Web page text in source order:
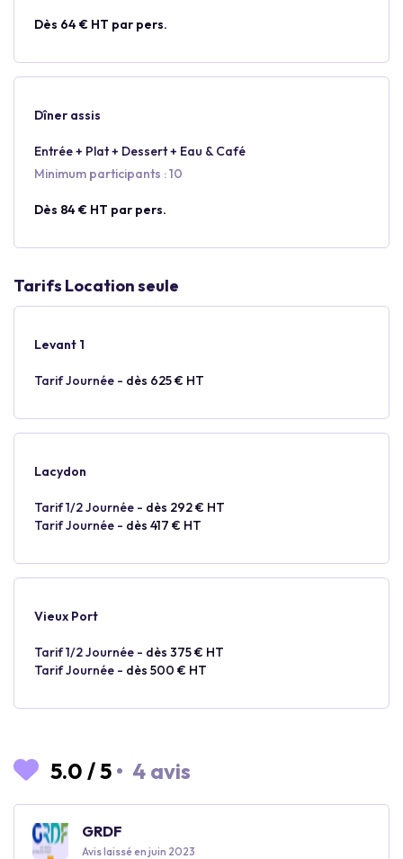
Dès 64 € HT par pers.
Dîner assis
Entrée + Plat + Dessert + Eau & Café
Minimum participants : 10
Dès 84 € HT par pers.
Tarifs Location seule
Levant 1
Tarif Journée - dès 625 € HT
Lacydon
Tarif 1/2 Journée - dès 292 € HT
Tarif Journée - dès 417 € HT
Vieux Port
Tarif 1/2 Journée - dès 375 € HT
Tarif Journée - dès 500 € HT
5.0 /5 • 4 avis
GRDF
Avis laissé en juin 2023